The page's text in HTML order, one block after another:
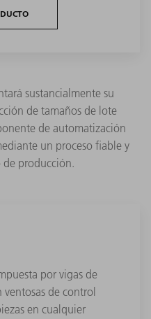
sustancialmente su
de tamaños de lote
de automatización
un proceso fiable y
producción.
por vigas de
ventosas de control
en cualquier